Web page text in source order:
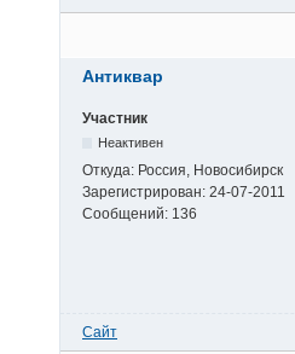
Антиквар
Участник
Неактивен
Откуда: Россия, Новосибирск
Зарегистрирован: 24-07-2011
Сообщений: 136
Сайт